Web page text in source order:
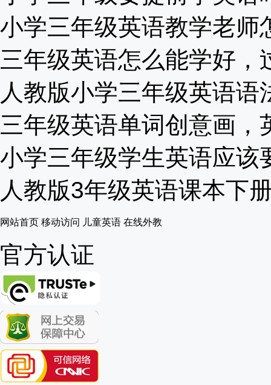
小学三年级英语教学老师
三年级英语怎么能学好，
人教版小学三年级英语语
三年级英语单词创意画，
小学三年级学生英语应该
人教版3年级英语课本下
网站首页 移动访问 儿童英语 在线外教
官方认证